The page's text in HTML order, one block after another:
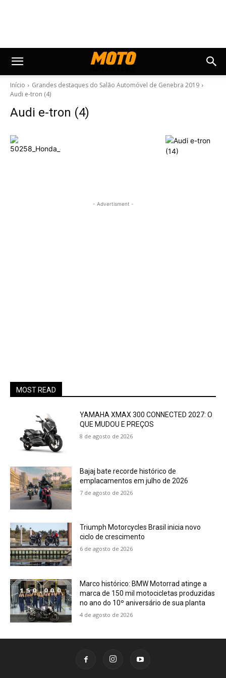
Início
Grandes destaques do Salão Automóvel de Genebra 2019
Audi e-tron (4)
Audi e-tron (4)
- Advertisment -
MOST READ
YAMAHA XMAX 300 CONNECTED 2027: O
QUE MUDOU E PREÇOS
8 de agosto de 2026
Bajaj bate recorde histórico de
emplacamentos em julho de 2026
7 de agosto de 2026
Triumph Motorcycles Brasil inicia novo
ciclo de crescimento
6 de agosto de 2026
Marco histórico: BMW Motorrad atinge a
marca de 150 mil motocicletas produzidas
no ano do 10º aniversário de sua planta
4 de agosto de 2026